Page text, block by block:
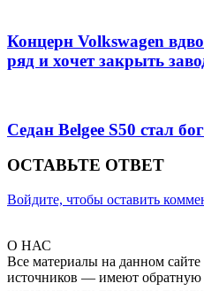
Концерн Volkswagen
ряд и хочет закрыть
Седан Belgee S50 стал
ОСТАВЬТЕ ОТВЕТ
Войдите, чтобы оставить
О НАС
Все материалы на данном
источников — имеют обратную